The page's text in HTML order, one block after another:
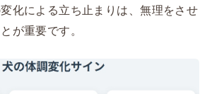
化による立ち止まりは、無理をさせ
が重要です。